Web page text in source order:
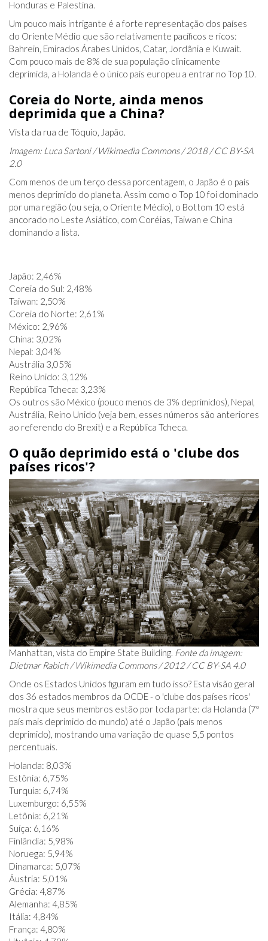
Honduras e Palestina.
Um pouco mais intrigante é a forte representação dos países
do Oriente Médio que são relativamente pacíficos e ricos:
Bahrein, Emirados Árabes Unidos, Catar, Jordânia e Kuwait.
Com pouco mais de 8% de sua população clinicamente
deprimida, a Holanda é o único país europeu a entrar no Top 10.
Coreia do Norte, ainda menos
deprimida que a China?
Vista da rua de Tóquio, Japão.
Imagem: Luca Sartoni / Wikimedia Commons / 2018 / CC BY-SA
2.0
Com menos de um terço dessa porcentagem, o Japão é o país
menos deprimido do planeta. Assim como o Top 10 foi dominado
por uma região (ou seja, o Oriente Médio), o Bottom 10 está
ancorado no Leste Asiático, com Coréias, Taiwan e China
dominando a lista.
Japão: 2,46%
Coreia do Sul: 2,48%
Taiwan: 2,50%
Coreia do Norte: 2,61%
México: 2,96%
China: 3,02%
Nepal: 3,04%
Austrália 3,05%
Reino Unido: 3,12%
República Tcheca: 3,23%
Os outros são México (pouco menos de 3% deprimidos), Nepal,
Austrália, Reino Unido (veja bem, esses números são anteriores
ao referendo do Brexit) e a República Tcheca.
O quão deprimido está o 'clube dos
países ricos'?
Manhattan, vista do Empire State Building. Fonte da imagem:
Dietmar Rabich / Wikimedia Commons / 2012 / CC BY-SA 4.0
Onde os Estados Unidos figuram em tudo isso? Esta visão geral
dos 36 estados membros da OCDE - o 'clube dos países ricos'
mostra que seus membros estão por toda parte: da Holanda (7º
país mais deprimido do mundo) até o Japão (país menos
deprimido), mostrando uma variação de quase 5,5 pontos
percentuais.
Holanda: 8,03%
Estônia: 6,75%
Turquia: 6,74%
Luxemburgo: 6,55%
Letônia: 6,21%
Suíça: 6,16%
Finlândia: 5,98%
Noruega: 5,94%
Dinamarca: 5,07%
Áustria: 5,01%
Grécia: 4,87%
Alemanha: 4,85%
Itália: 4,84%
França: 4,80%